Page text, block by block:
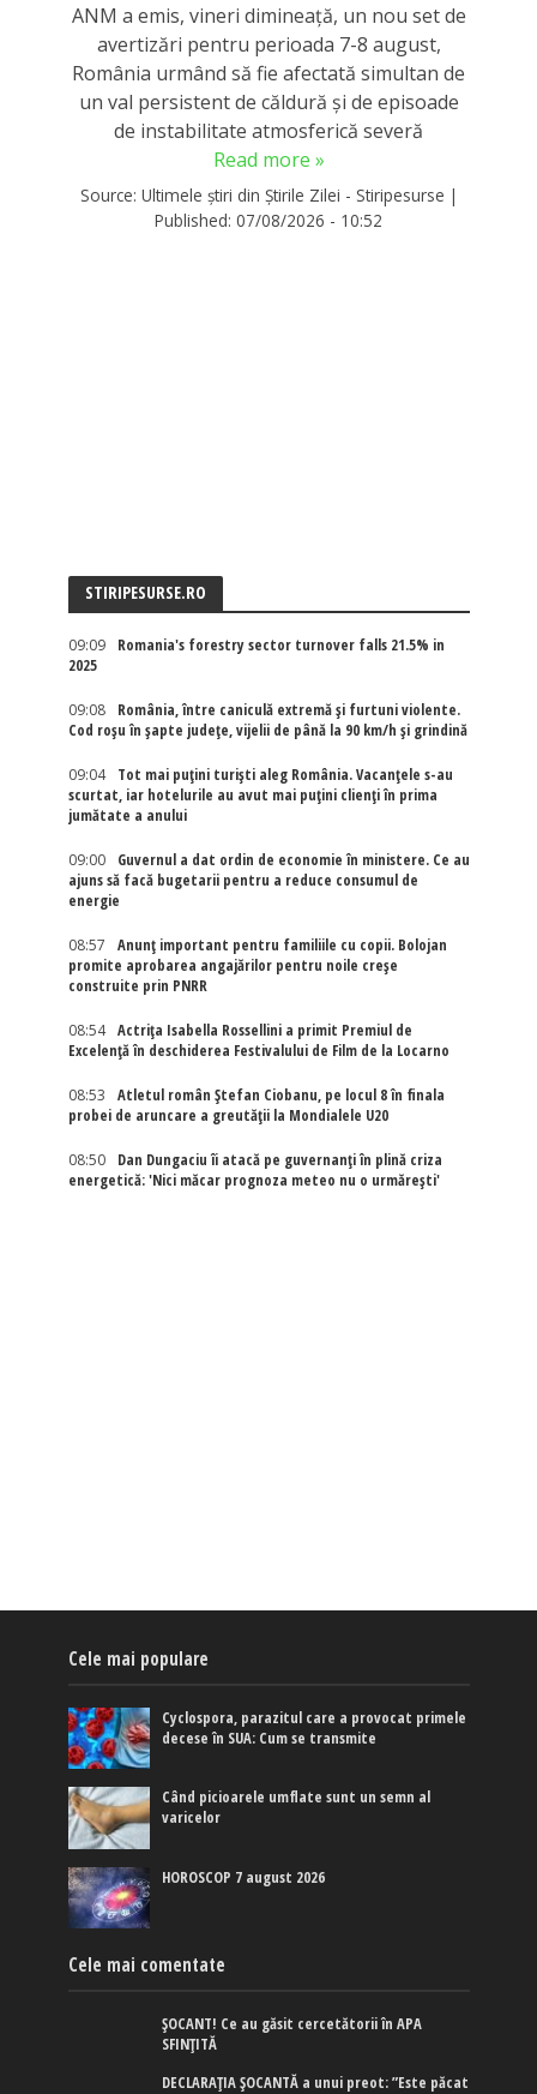
ANM a emis, vineri dimineață, un nou set de
avertizări pentru perioada 7-8 august,
România urmând să fie afectată simultan de
un val persistent de căldură și de episoade
de instabilitate atmosferică severă
Read more »
Source: Ultimele știri din Știrile Zilei - Stiripesurse |
Published: 07/08/2026 - 10:52
STIRIPESURSE.RO
09:09
Romania's forestry sector turnover falls 21.5% in
2025
09:08
România, între caniculă extremă și furtuni violente.
Cod roșu în șapte județe, vijelii de până la 90 km/h și grindină
09:04
Tot mai puțini turiști aleg România. Vacanțele s-au
scurtat, iar hotelurile au avut mai puțini clienți în prima
jumătate a anului
09:00
Guvernul a dat ordin de economie în ministere. Ce au
ajuns să facă bugetarii pentru a reduce consumul de
energie
08:57
Anunț important pentru familiile cu copii. Bolojan
promite aprobarea angajărilor pentru noile creșe
construite prin PNRR
08:54
Actriţa Isabella Rossellini a primit Premiul de
Excelenţă în deschiderea Festivalului de Film de la Locarno
08:53
Atletul român Ștefan Ciobanu, pe locul 8 în finala
probei de aruncare a greutății la Mondialele U20
08:50
Dan Dungaciu îi atacă pe guvernanți în plină criza
energetică: 'Nici măcar prognoza meteo nu o urmărești'
Cele mai populare
Cyclospora, parazitul care a provocat primele
decese în SUA: Cum se transmite
Când picioarele umflate sunt un semn al
varicelor
HOROSCOP 7 august 2026
Cele mai comentate
ȘOCANT! Ce au găsit cercetătorii în APA
SFINȚITĂ
DECLARAȚIA ȘOCANTĂ a unui preot: ”Este păcat